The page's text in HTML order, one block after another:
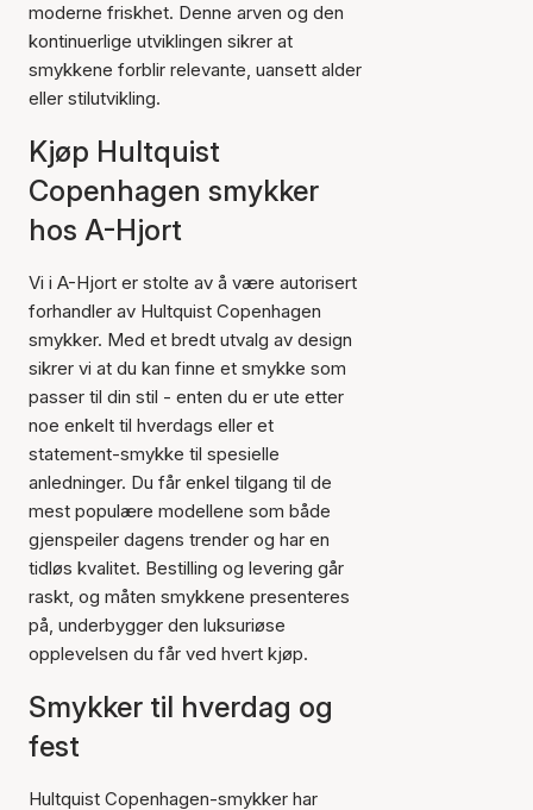
moderne friskhet. Denne arven og den
kontinuerlige utviklingen sikrer at
smykkene forblir relevante, uansett alder
eller stilutvikling.
Kjøp Hultquist
Copenhagen smykker
hos A-Hjort
Vi i A-Hjort er stolte av å være autorisert
forhandler av Hultquist Copenhagen
smykker. Med et bredt utvalg av design
sikrer vi at du kan finne et smykke som
passer til din stil - enten du er ute etter
noe enkelt til hverdags eller et
statement-smykke til spesielle
anledninger. Du får enkel tilgang til de
mest populære modellene som både
gjenspeiler dagens trender og har en
tidløs kvalitet. Bestilling og levering går
raskt, og måten smykkene presenteres
på, underbygger den luksuriøse
opplevelsen du får ved hvert kjøp.
Smykker til hverdag og
fest
Hultquist Copenhagen-smykker har